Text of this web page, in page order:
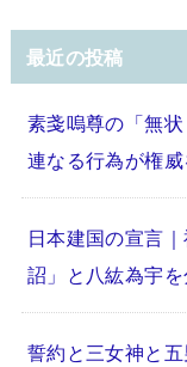
最近の投稿
素戔嗚尊の「無
連なる行為が権
日本建国の宣言
詔」と八紘為宇
誓約と三女神と